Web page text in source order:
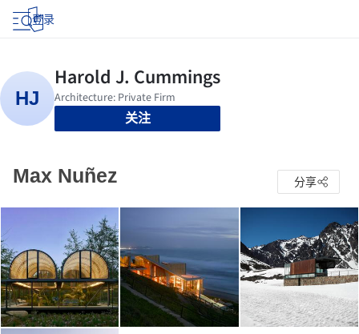
登录
关注
Max Nuñez 分享